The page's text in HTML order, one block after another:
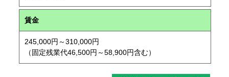
賃金
245,000円～310,000円
（固定残業代46,500円～58,900円含む）